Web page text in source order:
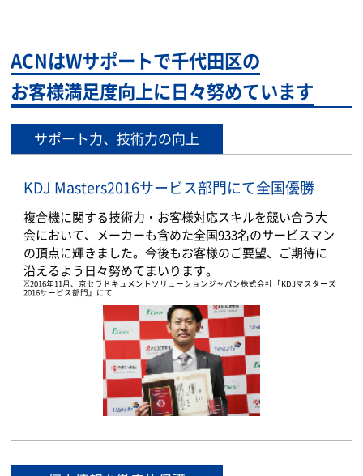
ACNはWサポートで千代田区の
お客様満足度向上に日々努めています
サポート力、技術力の向上
KDJ Masters2016サービス部門にて全国優勝
複合機に関する技術力・お客様対応スキルを競い合う大
会において、メーカーも含めた全国933名のサービスマン
の頂点に輝きました。今後もお客様のご要望、ご期待に
沿えるよう日々努めてまいります。
※2016年11月、京セラドキュメントソリューションジャパン株式会社「KDJマスターズ
2016サービス部門」にて